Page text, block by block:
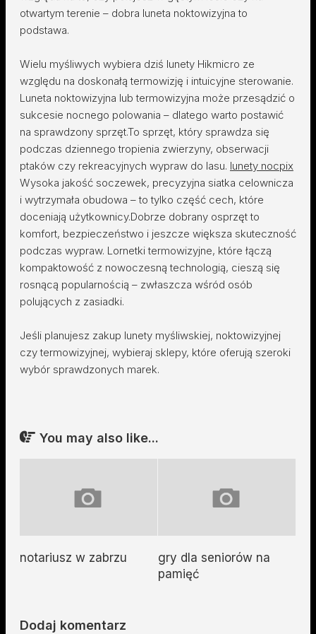
otwartym terenie – dobra luneta noktowizyjna to
podstawa.
Wielu myśliwych wybiera dziś lunety Hikmicro ze
względu na doskonałą termowizję i intuicyjne sterowanie.
Luneta noktowizyjna lub termowizyjna może przesądzić o
sukcesie nocnego polowania – dlatego warto postawić
na sprawdzony sprzęt.To sprzęt, który sprawdza się
podczas dziennego tropienia zwierzyny, obserwacji
ptaków czy rekreacyjnych wypraw do lasu. lunety nocpix
Wysoka jakość soczewek, precyzyjna siatka celownicza
i wytrzymała obudowa – to tylko część cech, które
doceniają użytkownicy.Dobrze dobrany osprzęt to
komfort, bezpieczeństwo i jeszcze większa skuteczność
podczas wypraw. Lornetki termowizyjne, które łączą
kompaktowość z nowoczesną technologią, cieszą się
rosnącą popularnością – zwłaszcza wśród osób
polujących z zasiadki.
Jeśli planujesz zakup lunety myśliwskiej, noktowizyjnej
czy termowizyjnej, wybieraj sklepy, które oferują szeroki
wybór sprawdzonych marek.
You may also like...
notariusz w zabrzu
gry dla seniorów na
pamięć
Dodaj komentarz